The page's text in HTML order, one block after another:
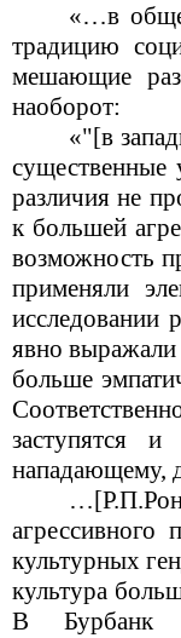
«…в
традицию
мешающие
наоборот:
«"[в
существенные
различия не
к большей
возможность
применяли
исследовании
явно выражали
больше
заступятся
нападающему,
агрессивного
культурных
культура
В Бурбанк